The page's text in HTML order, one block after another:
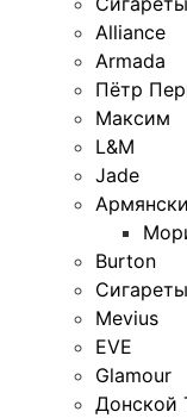
Alliance
Armada
Пётр
Максим
L&M
Jade
Burton
Mevius
EVE
Glamour
Донской